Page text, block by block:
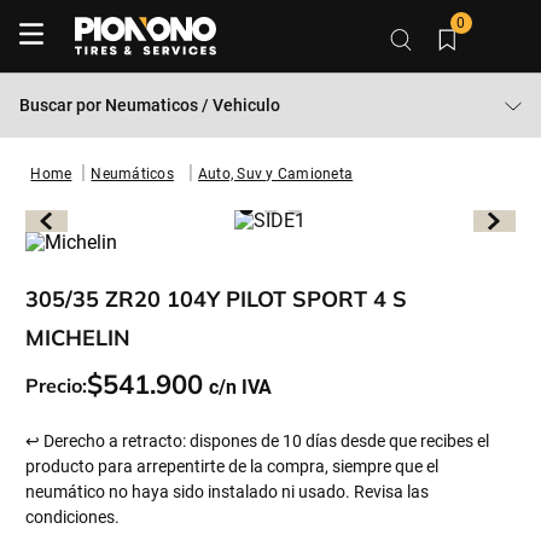
0
Buscar por Neumaticos / Vehiculo
Neumáticos Auto, Suv y Camioneta
305/35 ZR20 104Y PILOT SPORT 4 S
MICHELIN
Precio:$541.900
↩ Derecho a retracto: dispones de 10 días desde que recibes el
producto para arrepentirte de la compra, siempre que el
neumático no haya sido instalado ni usado. Revisa las
condiciones.